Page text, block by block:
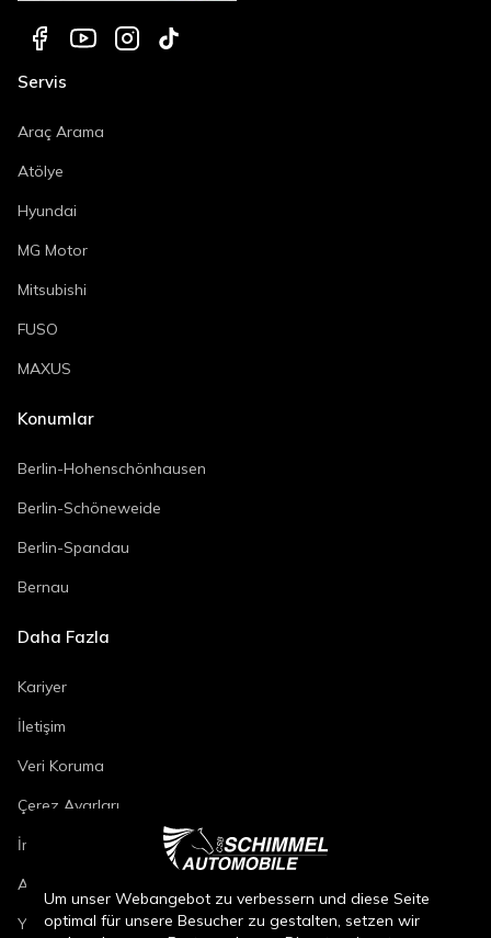
Servis
Araç Arama
Atölye
Hyundai
MG Motor
Mitsubishi
FUSO
MAXUS
Konumlar
Berlin-Hohenschönhausen
Berlin-Schöneweide
Berlin-Spandau
Bernau
Daha Fazla
Kariyer
İletişim
Veri Koruma
Çerez Ayarları
İmza
Araç Onarım Koşulları
Yeni Araç Satış Koşulları
Um unser Webangebot zu verbessern und diese Seite
optimal für unsere Besucher zu gestalten, setzen wir